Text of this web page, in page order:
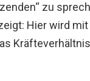
zu
Hier wird